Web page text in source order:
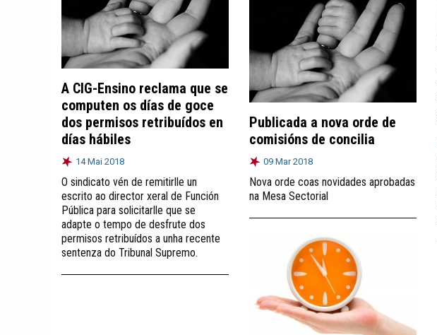
A CIG-Ensino reclama que se
computen os días de goce
dos permisos retribuídos en
días hábiles
14 Mai 2018
O sindicato vén de remitirlle un
escrito ao director xeral de Función
Pública para solicitarlle que se
adapte o tempo de desfrute dos
permisos retribuídos a unha recente
sentenza do Tribunal Supremo.
Publicada a nova orde de
comisións de concilia
09 Mar 2018
Nova orde coas novidades aprobadas
na Mesa Sectorial